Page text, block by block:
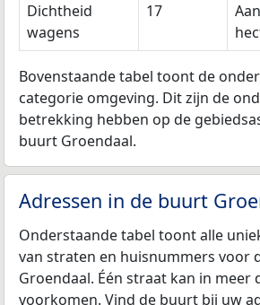
Dichtheid
wagens
17
Bovenstaande tabel toont de
categorie omgeving. Dit zijn de
betrekking hebben op de
buurt Groendaal.
Adressen in de buurt
Onderstaande tabel toont alle
van straten en huisnummers voor
Groendaal. Één straat kan in meer
voorkomen. Vind de buurt bij uw